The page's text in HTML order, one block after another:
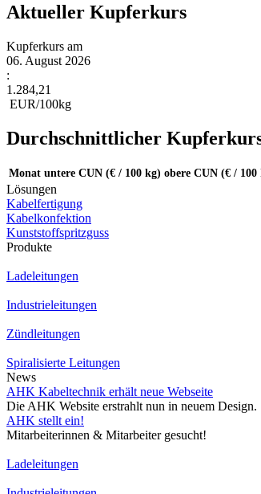
Aktueller Kupferkurs
Kupferkurs am
06. August 2026
:
1.284,21
EUR/100kg
Durchschnittlicher
Monat untere CUN (€ / 100 kg) obere CUN (€ / 100
Lösungen
Kabelfertigung
Kabelkonfektion
Kunststoffspritzguss
Produkte
Ladeleitungen
Industrieleitungen
Zündleitungen
Spiralisierte Leitungen
News
AHK Kabeltechnik erhält neue Webseite
Die AHK Website erstrahlt nun in neuem Design.
AHK stellt ein!
Mitarbeiterinnen & Mitarbeiter gesucht!
Ladeleitungen